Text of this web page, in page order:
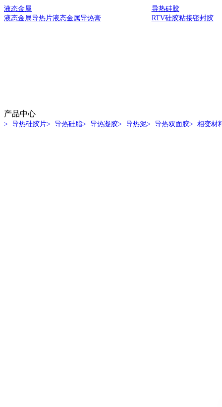
液态金属
液态金属导热片液态金属导热膏
导热硅胶
RTV硅胶粘接密封胶
产品中心
> 导热硅胶片> 导热硅脂> 导热凝胶> 导热泥> 导热双面胶> 相变材